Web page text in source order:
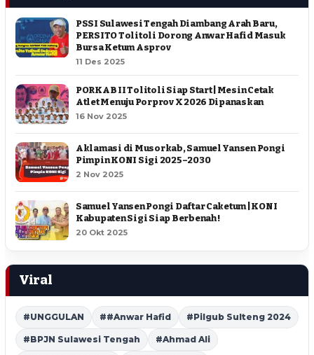
PSSI Sulawesi Tengah Diambang Arah Baru,
PERSITO Tolitoli Dorong Anwar Hafid Masuk
Bursa Ketum Asprov
11 Des 2025
PORKAB II Tolitoli Siap Start | Mesin Cetak
Atlet Menuju Porprov X 2026 Dipanaskan
16 Nov 2025
Aklamasi di Musorkab, Samuel Yansen Pongi
Pimpin KONI Sigi 2025–2030
2 Nov 2025
Samuel Yansen Pongi Daftar Caketum | KONI
Kabupaten Sigi Siap Berbenah !
20 Okt 2025
Viral
#UNGGULAN ##Anwar Hafid #Pilgub Sulteng 2024
#BPJN Sulawesi Tengah #Ahmad Ali